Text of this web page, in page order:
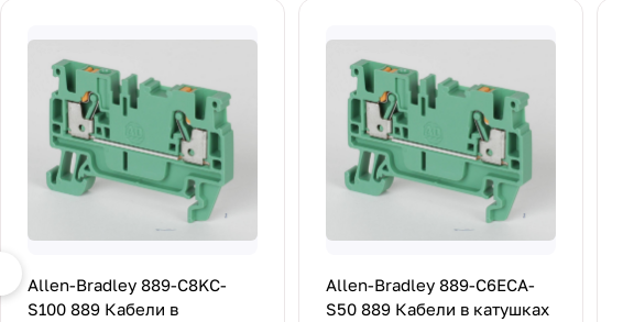
Allen-Bradley 889-C8KC-
S100 889 Кабели в
Allen-Bradley 889-C6ECA-
S50 889 Кабели в катушках